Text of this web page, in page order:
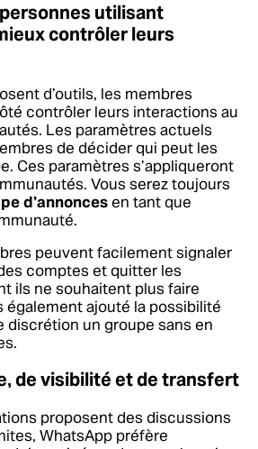
utilisant
contrôler leurs
d’outils, les membres
contrôler leurs interactions au
Les paramètres actuels
de décider qui peut les
Ces paramètres s’appliqueront
Vous serez toujours
d’annoncesen tant que
peuvent facilement signaler
comptes et quitter les
ils ne souhaitent plus faire
également ajouté la possibilité
discrétion un groupe sans en
de visibilité et de transfert
proposent des discussions
WhatsApp préfère